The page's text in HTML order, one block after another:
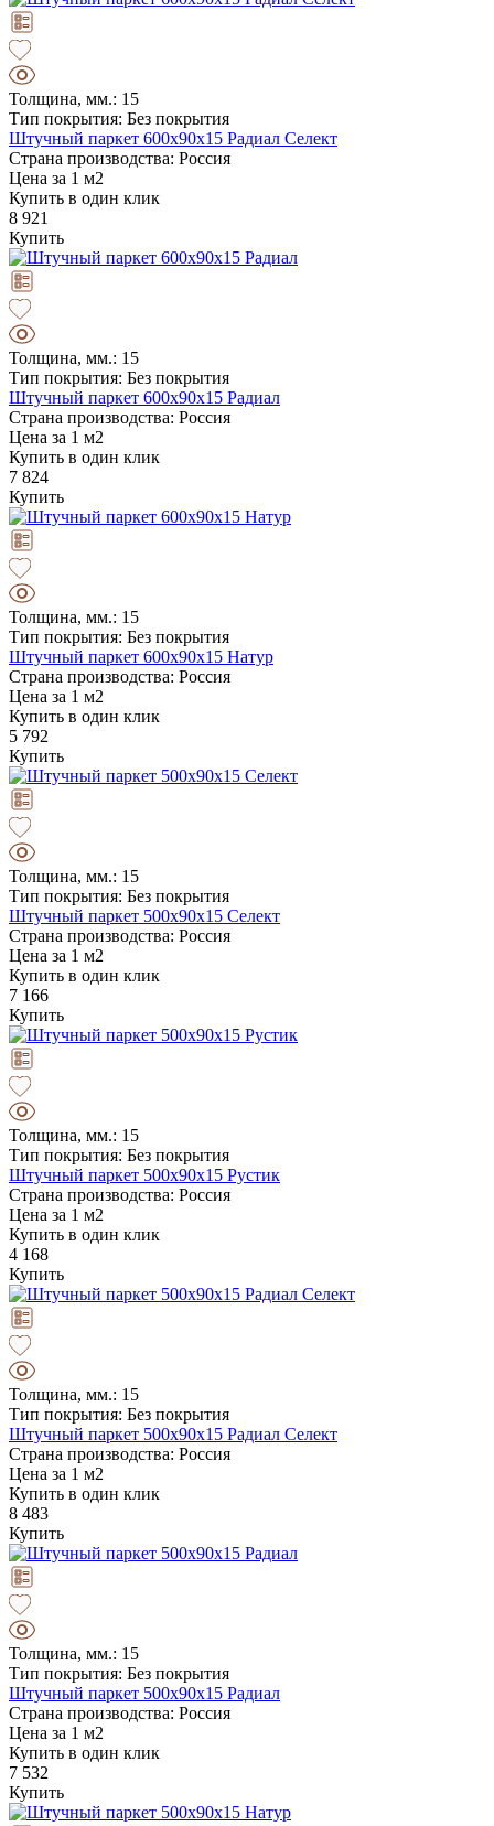
Толщина, мм.: 15
Тип покрытия: Без покрытия
Штучный паркет 600х90х15 Радиал Селект
Страна производства: Россия
Цена за 1 м2
Купить в один клик
8 921
Купить
Толщина, мм.: 15
Тип покрытия: Без покрытия
Штучный паркет 600х90х15 Радиал
Страна производства: Россия
Цена за 1 м2
Купить в один клик
7 824
Купить
Толщина, мм.: 15
Тип покрытия: Без покрытия
Штучный паркет 600х90х15 Натур
Страна производства: Россия
Цена за 1 м2
Купить в один клик
5 792
Купить
Толщина, мм.: 15
Тип покрытия: Без покрытия
Штучный паркет 500х90х15 Селект
Страна производства: Россия
Цена за 1 м2
Купить в один клик
7 166
Купить
Толщина, мм.: 15
Тип покрытия: Без покрытия
Штучный паркет 500х90х15 Рустик
Страна производства: Россия
Цена за 1 м2
Купить в один клик
4 168
Купить
Толщина, мм.: 15
Тип покрытия: Без покрытия
Штучный паркет 500х90х15 Радиал Селект
Страна производства: Россия
Цена за 1 м2
Купить в один клик
8 483
Купить
Толщина, мм.: 15
Тип покрытия: Без покрытия
Штучный паркет 500х90х15 Радиал
Страна производства: Россия
Цена за 1 м2
Купить в один клик
7 532
Купить